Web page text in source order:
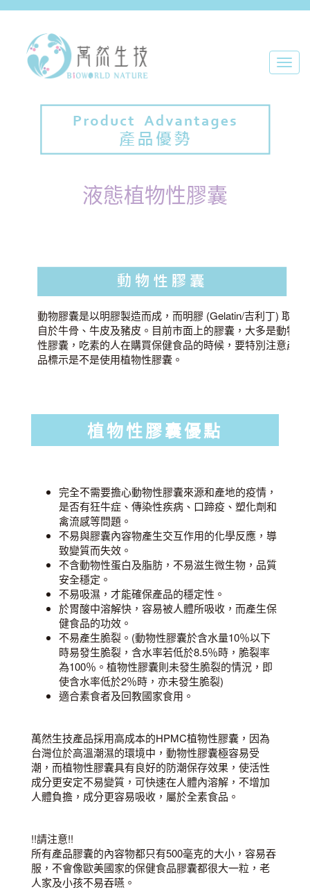
液態植物性膠囊
動物膠囊是以明膠製造而成，而明膠 (Gelatin/吉利丁) 取
自於牛骨、牛皮及豬皮。目前市面上的膠囊，大多是動物
性膠囊，吃素的人在購買保健食品的時候，要特別注意產
品標示是不是使用植物性膠囊。
植物性膠囊優點
完全不需要擔心動物性膠囊來源和產地的疫情，
是否有狂牛症、傳染性疾病、口蹄疫、塑化劑和
禽流感等問題。
不易與膠囊內容物產生交互作用的化學反應，導
致變質而失效。
不含動物性蛋白及脂肪，不易滋生微生物，品質
安全穩定。
不易吸濕，才能確保產品的穩定性。
於胃酸中溶解快，容易被人體所吸收，而產生保
健食品的功效。
不易產生脆裂。(動物性膠囊於含水量10％以下
時易發生脆裂，含水率若低於8.5％時，脆裂率
為100％。植物性膠囊則未發生脆裂的情況，即
使含水率低於2％時，亦未發生脆裂)
適合素食者及回教國家食用。
萬然生技產品採用高成本的HPMC植物性膠囊，因為
台灣位於高溫潮濕的環境中，動物性膠囊極容易受
潮，而植物性膠囊具有良好的防潮保存效果，使活性
成分更安定不易變質，可快速在人體內溶解，不增加
人體負擔，成分更容易吸收，屬於全素食品。
!!請注意!!
所有產品膠囊的內容物都只有500毫克的大小，容易吞
服，不會像歐美國家的保健食品膠囊都很大一粒，老
人家及小孩不易吞嚥。